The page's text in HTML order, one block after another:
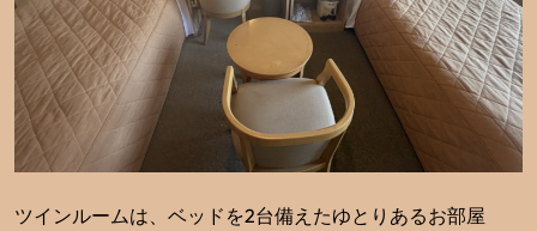
ツインルームは、ベッドを2台備えたゆとりあるお部屋